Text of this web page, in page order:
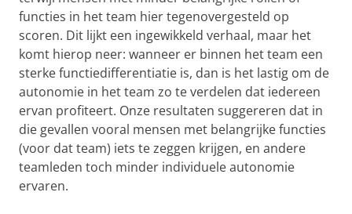
functies in het team hier tegenovergesteld op
scoren. Dit lijkt een ingewikkeld verhaal, maar het
komt hierop neer: wanneer er binnen het team een
sterke functiedifferentiatie is, dan is het lastig om de
autonomie in het team zo te verdelen dat iedereen
ervan profiteert. Onze resultaten suggereren dat in
die gevallen vooral mensen met belangrijke functies
(voor dat team) iets te zeggen krijgen, en andere
teamleden toch minder individuele autonomie
ervaren.